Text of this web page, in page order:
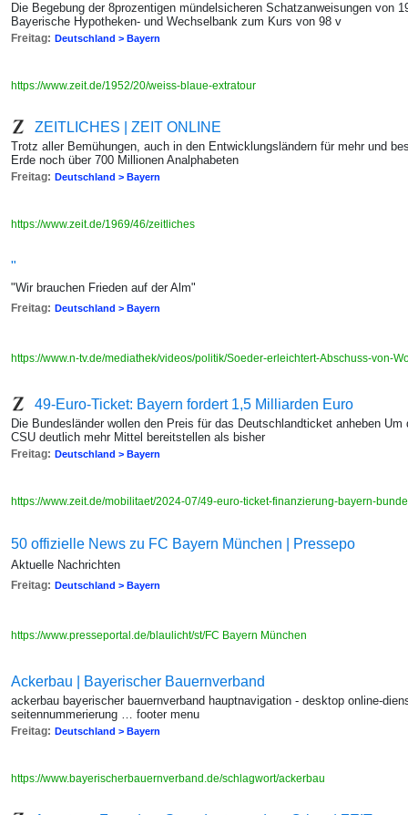
Die Begebung der 8prozentigen mündelsicheren Schatzanweisungen von
Bayerische Hypotheken- und Wechselbank zum Kurs von 98 v
Freitag: Deutschland > Bayern
https://www.zeit.de/1952/20/weiss-blaue-extratour
ZEITLICHES | ZEIT ONLINE
Trotz aller Bemühungen, auch in den Entwicklungsländern für mehr und
Erde noch über 700 Millionen Analphabeten
Freitag: Deutschland > Bayern
https://www.zeit.de/1969/46/zeitliches
"
"Wir brauchen Frieden auf der Alm"
Freitag: Deutschland > Bayern
https://www.n-tv.de/mediathek/videos/politik/Soeder-erleichtert-Abschuss-von-
49-Euro-Ticket: Bayern fordert 1,5 Milliarden Euro
Die Bundesländer wollen den Preis für das Deutschlandticket anheben
CSU deutlich mehr Mittel bereitstellen als bisher
Freitag: Deutschland > Bayern
https://www.zeit.de/mobilitaet/2024-07/49-euro-ticket-finanzierung-bayern-
50 offizielle News zu FC Bayern München | Pressepo
Aktuelle Nachrichten
Freitag: Deutschland > Bayern
https://www.presseportal.de/blaulicht/st/FC Bayern München
Ackerbau | Bayerischer Bauernverband
ackerbau bayerischer bauernverband hauptnavigation - desktop online-
seitennummerierung … footer menu
Freitag: Deutschland > Bayern
https://www.bayerischerbauernverband.de/schlagwort/ackerbau